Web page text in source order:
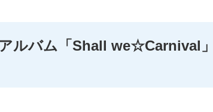
ルバム「Shall we☆Carnival